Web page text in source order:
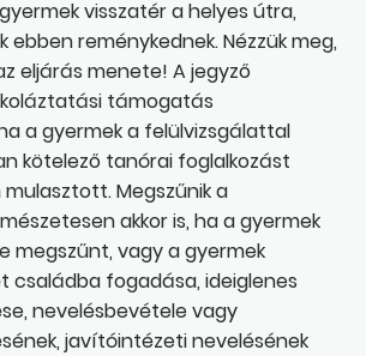
visszatér a helyes útra,
ebben reménykednek. Nézzük meg,
eljárás menete! A jegyző
támogatás
a gyermek a felülvizsgálattal
kötelező tanórai foglalkozást
Megszűnik a
akkor is, ha a gyermek
megszűnt, vagy a gyermek
családba fogadása, ideiglenes
nevelésbevétele vagy
javítóintézeti nevelésének